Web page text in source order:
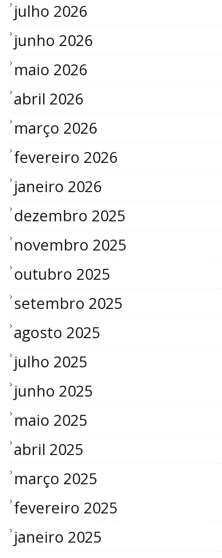
julho 2026
junho 2026
maio 2026
abril 2026
março 2026
fevereiro 2026
janeiro 2026
dezembro 2025
novembro 2025
outubro 2025
setembro 2025
agosto 2025
julho 2025
junho 2025
maio 2025
abril 2025
março 2025
fevereiro 2025
janeiro 2025